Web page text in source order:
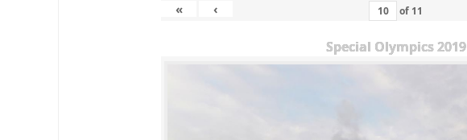
« ‹ of 11
Special Olympics 2019